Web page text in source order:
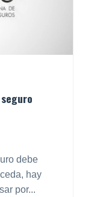
debe
hay
por...